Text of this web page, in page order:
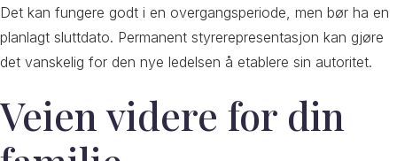
Det kan fungere godt i en overgangsperiode, men bør ha en
planlagt sluttdato. Permanent styrerepresentasjon kan gjøre
det vanskelig for den nye ledelsen å etablere sin autoritet.
Veien videre for din